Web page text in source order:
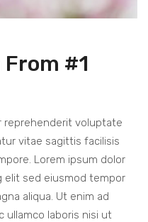
#1
reprehenderit voluptate
vitae sagittis facilisis
Lorem ipsum dolor
elit sed eiusmod tempor
aliqua. Ut enim ad
ullamco laboris nisi ut